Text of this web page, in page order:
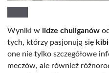
Wyniki w lidze chuliganów
tych, którzy pasjonują się
one nie tylko szczegółowe
meczów, ale również